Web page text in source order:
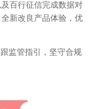
百行征信完成数据对
新改良产品体验，优
监管指引，坚守合规